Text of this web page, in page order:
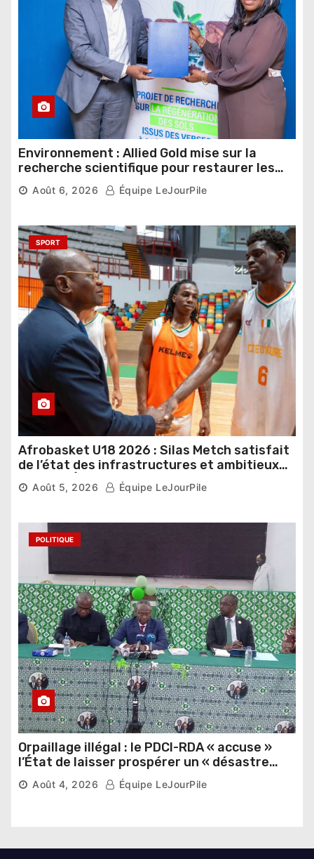
Environnement : Allied Gold mise sur la
recherche scientifique pour restaurer les
sols de ses sites miniers
Août 6, 2026 Équipe LeJourPile
SPORT
Afrobasket U18 2026 : Silas Metch satisfait
de l’état des infrastructures et ambitieux
pour les Éléphants
Août 5, 2026 Équipe LeJourPile
POLITIQUE
Orpaillage illégal : le PDCI-RDA « accuse »
l’État de laisser prospérer un « désastre
national »
Août 4, 2026 Équipe LeJourPile